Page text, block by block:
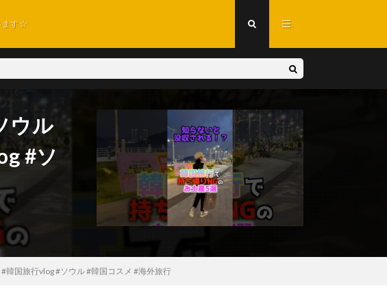
ます☆
ウル
#ソ
韓国旅行vlog #ソウル #韓国コスメ #海外旅行